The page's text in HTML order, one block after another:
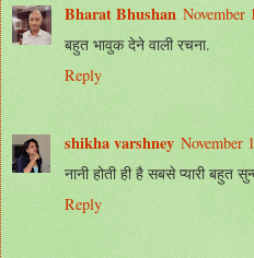
Bharat Bhushan November
बहुत भावुक देने वाली रचना.
Reply
shikha varshney November
नानी होती ही है सबसे प्यारी बहुत
Reply